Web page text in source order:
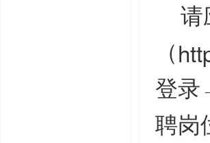
请
（
登录
聘岗